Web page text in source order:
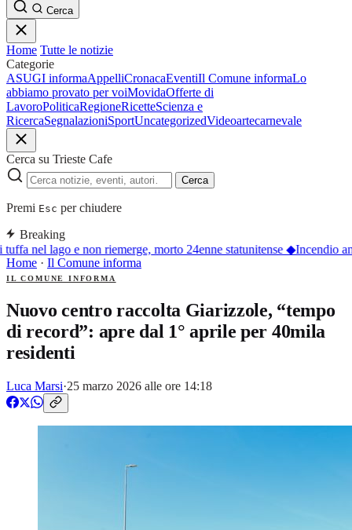
Cerca
Home Tutte le notizie
Categorie
ASUGI informaAppelliCronacaEventiIl Comune informaLo
abbiamo provato per voiMovidaOfferte di
LavoroPoliticaRegioneRicetteScienza e
RicercaSegnalazioniSportUncategorizedVideoartecarnevale
Cerca su Trieste Cafe
Cerca
Premi Esc per chiudere
Breaking
tuffa nel lago e non riemerge, morto 24enne statunitense◆Incendio
Home · Il Comune informa
IL COMUNE INFORMA
Nuovo centro raccolta Giarizzole, “tempo
di record”: apre dal 1° aprile per 40mila
residenti
Luca Marsi·25 marzo 2026 alle ore 14:18